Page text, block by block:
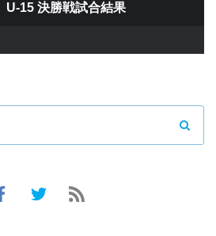
U-15 決勝戦試合結果